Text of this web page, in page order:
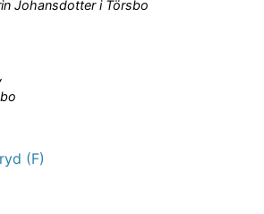
Johansdotter i Törsbo
(F)